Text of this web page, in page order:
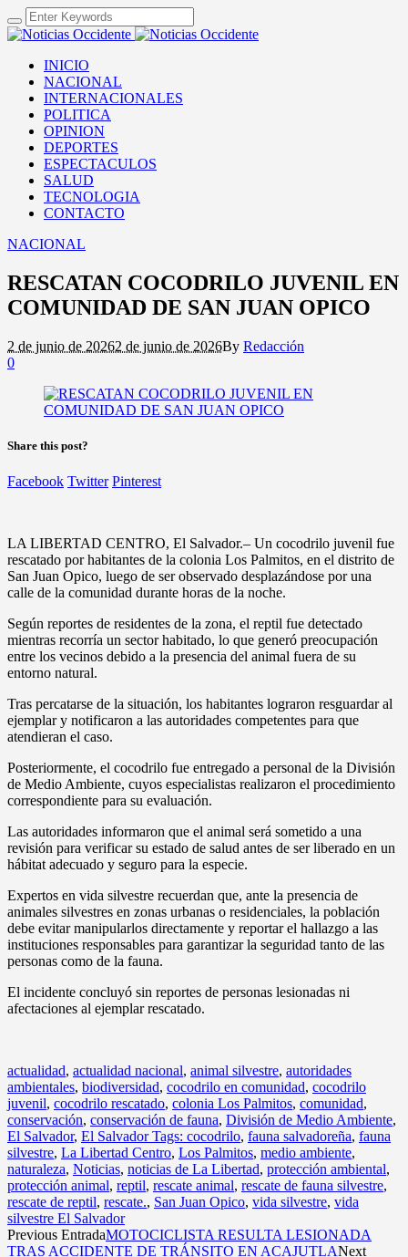
INICIO
NACIONAL
INTERNACIONALES
POLITICA
OPINION
DEPORTES
ESPECTACULOS
SALUD
TECNOLOGIA
CONTACTO
NACIONAL
RESCATAN COCODRILO JUVENIL EN
COMUNIDAD DE SAN JUAN OPICO
2 de junio de 20262 de junio de 2026By Redacción
0
Share this post?
Facebook Twitter Pinterest
LA LIBERTAD CENTRO, El Salvador.– Un cocodrilo juvenil fue
rescatado por habitantes de la colonia Los Palmitos, en el distrito de
San Juan Opico, luego de ser observado desplazándose por una
calle de la comunidad durante horas de la noche.
Según reportes de residentes de la zona, el reptil fue detectado
mientras recorría un sector habitado, lo que generó preocupación
entre los vecinos debido a la presencia del animal fuera de su
entorno natural.
Tras percatarse de la situación, los habitantes lograron resguardar al
ejemplar y notificaron a las autoridades competentes para que
atendieran el caso.
Posteriormente, el cocodrilo fue entregado a personal de la División
de Medio Ambiente, cuyos especialistas realizaron el procedimiento
correspondiente para su evaluación.
Las autoridades informaron que el animal será sometido a una
revisión para verificar su estado de salud antes de ser liberado en un
hábitat adecuado y seguro para la especie.
Expertos en vida silvestre recuerdan que, ante la presencia de
animales silvestres en zonas urbanas o residenciales, la población
debe evitar manipularlos directamente y reportar el hallazgo a las
instituciones responsables para garantizar la seguridad tanto de las
personas como de la fauna.
El incidente concluyó sin reportes de personas lesionadas ni
afectaciones al ejemplar rescatado.
actualidad, actualidad nacional, animal silvestre, autoridades
ambientales, biodiversidad, cocodrilo en comunidad, cocodrilo
juvenil, cocodrilo rescatado, colonia Los Palmitos, comunidad,
conservación, conservación de fauna, División de Medio Ambiente,
El Salvador, El Salvador Tags: cocodrilo, fauna salvadoreña, fauna
silvestre, La Libertad Centro, Los Palmitos, medio ambiente,
naturaleza, Noticias, noticias de La Libertad, protección ambiental,
protección animal, reptil, rescate animal, rescate de fauna silvestre,
rescate de reptil, rescate., San Juan Opico, vida silvestre, vida
silvestre El Salvador
Previous EntradaMOTOCICLISTA RESULTA LESIONADA
TRAS ACCIDENTE DE TRÁNSITO EN ACAJUTLANext